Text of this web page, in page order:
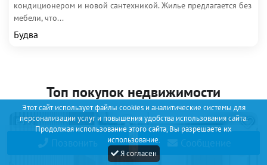
Этот сайт использует файлы cookies и аналитические системы для
персонализации услуг и повышения удобства использования сайта.
Продолжая использование этого сайта, Вы разрешаете их
использование.
Я согласен
кондиционером и новой сантехникой. Жилье предлагается без
мебели, что...
Будва
Топ покупок недвижимости
12
Позвонить Сообщение